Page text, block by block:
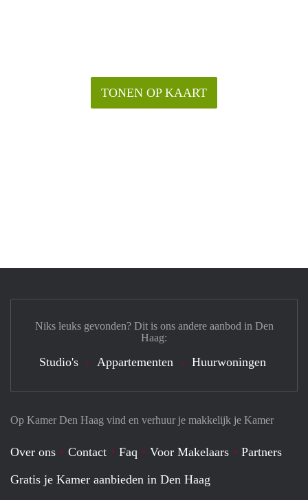
TONEN OP KAART
Op Kamer Den Haag vind en verhuur je makkelijk je Kamer
Over ons Contact Faq Voor Makelaars
Partners
Gratis je Kamer aanbieden in Den Haag
Niks leuks gevonden? Dit is ons andere aanbod in Den
Haag:
Studio's Appartementen Huurwoningen